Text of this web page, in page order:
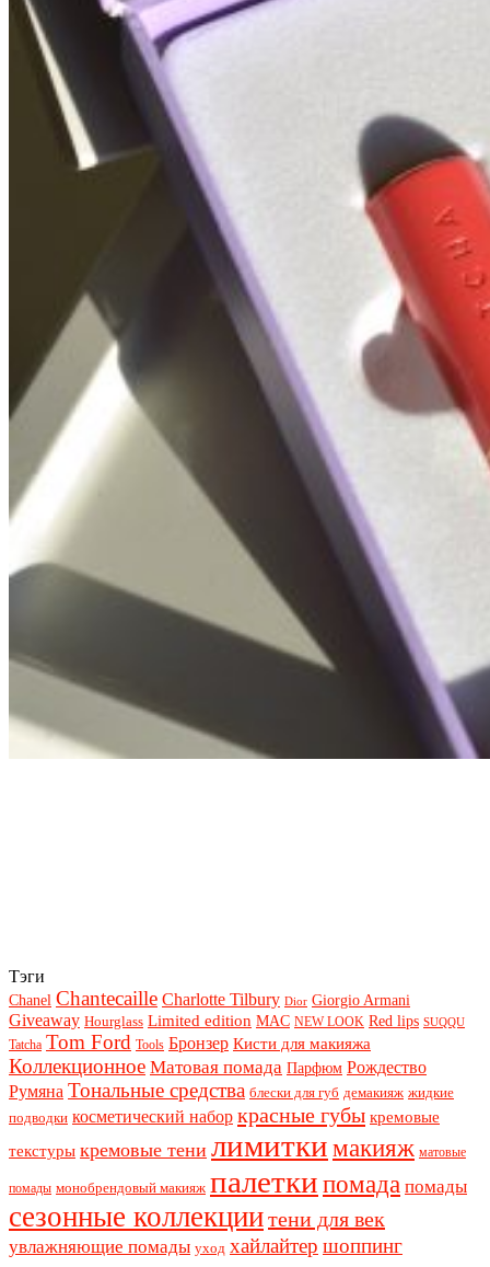
Тэги
Chanel Chantecaille Charlotte Tilbury Dior Giorgio Armani
Giveaway Hourglass Limited edition MAC NEW LOOK Red lips SUQQU
Tatcha Tom Ford Tools Бронзер Кисти для макияжа
Коллекционное Матовая помада Парфюм Рождество
Румяна Тональные средства блески для губ демакияж жидкие
подводки косметический набор красные губы кремовые
текстуры кремовые тени лимиткимакияж матовые
помады монобрендовый макияж палеткипомада помады
сезонные коллекциитени для век
увлажняющие помады уход хайлайтер шоппинг